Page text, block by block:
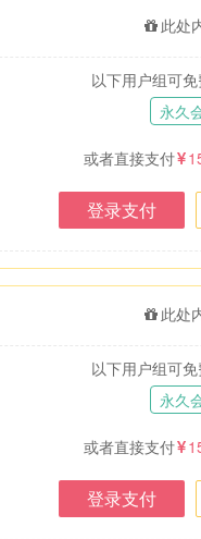
此处
以下用户组可
永久
或者直接支付
登录支付
此处
以下用户组可
永久
或者直接支付
登录支付